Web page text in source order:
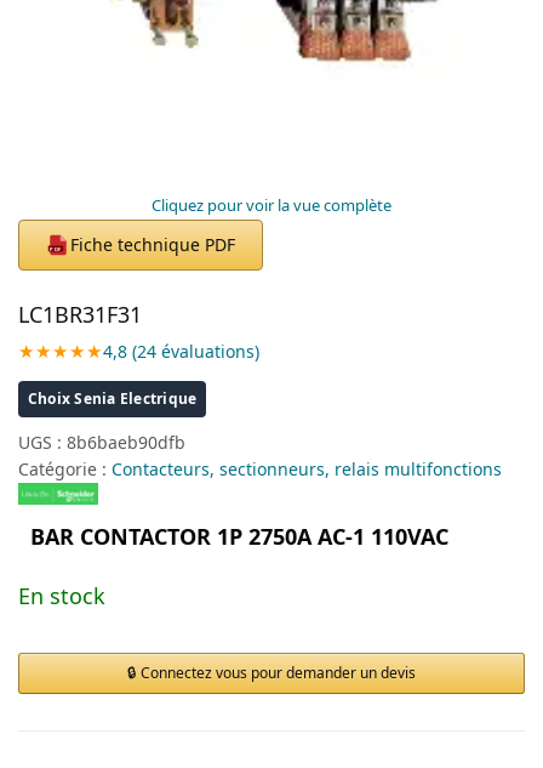
Cliquez pour voir la vue complète
PDF Fiche technique PDF
LC1BR31F31
★★★★★4,8 (24 évaluations)
Choix Senia Electrique
UGS : 8b6baeb90dfb
Catégorie : Contacteurs, sectionneurs, relais multifonctions
BAR CONTACTOR 1P 2750A AC-1 110VAC
En stock
Connectez vous pour demander un devis